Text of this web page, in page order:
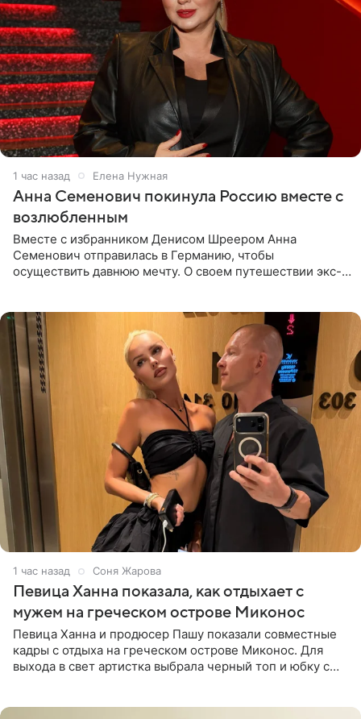
1 час назад Елена Нужная
Анна Семенович покинула Россию вместе с
возлюбленным
Вместе с избранником Денисом Шреером Анна
Семенович отправилась в Германию, чтобы
осуществить давнюю мечту. О своем путешествии экс-
1 час назад Соня Жарова
Певица Ханна показала, как отдыхает с
мужем на греческом острове Миконос
Певица Ханна и продюсер Пашу показали совместные
кадры с отдыха на греческом острове Миконос. Для
выхода в свет артистка выбрала черный топ и юбку с